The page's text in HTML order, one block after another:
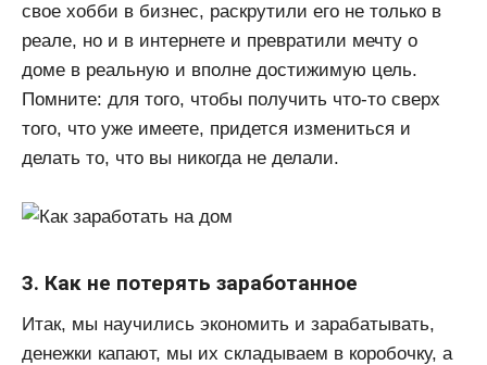
свое хобби в бизнес, раскрутили его не только в
реале, но и в интернете и превратили мечту о
доме в реальную и вполне достижимую цель.
Помните: для того, чтобы получить что-то сверх
того, что уже имеете, придется измениться и
делать то, что вы никогда не делали.
3. Как не потерять заработанное
Итак, мы научились экономить и зарабатывать,
денежки капают, мы их складываем в коробочку, а